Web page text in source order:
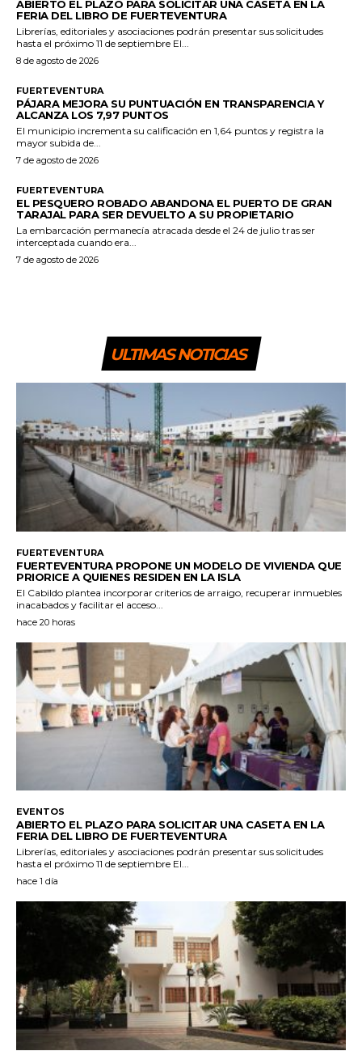
ABIERTO EL PLAZO PARA SOLICITAR UNA CASETA EN LA
FERIA DEL LIBRO DE FUERTEVENTURA
Librerías, editoriales y asociaciones podrán presentar sus solicitudes
hasta el próximo 11 de septiembre El...
8 de agosto de 2026
FUERTEVENTURA
PÁJARA MEJORA SU PUNTUACIÓN EN TRANSPARENCIA Y
ALCANZA LOS 7,97 PUNTOS
El municipio incrementa su calificación en 1,64 puntos y registra la
mayor subida de...
7 de agosto de 2026
FUERTEVENTURA
EL PESQUERO ROBADO ABANDONA EL PUERTO DE GRAN
TARAJAL PARA SER DEVUELTO A SU PROPIETARIO
La embarcación permanecía atracada desde el 24 de julio tras ser
interceptada cuando era...
7 de agosto de 2026
ULTIMAS NOTICIAS
FUERTEVENTURA
FUERTEVENTURA PROPONE UN MODELO DE VIVIENDA QUE
PRIORICE A QUIENES RESIDEN EN LA ISLA
El Cabildo plantea incorporar criterios de arraigo, recuperar inmuebles
inacabados y facilitar el acceso...
hace 20 horas
EVENTOS
ABIERTO EL PLAZO PARA SOLICITAR UNA CASETA EN LA
FERIA DEL LIBRO DE FUERTEVENTURA
Librerías, editoriales y asociaciones podrán presentar sus solicitudes
hasta el próximo 11 de septiembre El...
hace 1 día